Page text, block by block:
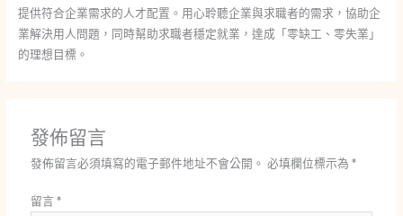
提供符合企業需求的人才配置。用心聆聽企業與求職者的需求，協助企
業解決用人問題，同時幫助求職者穩定就業，達成「零缺工、零失業」
的理想目標。
發佈留言
發佈留言必須填寫的電子郵件地址不會公開。 必填欄位標示為*
留言*